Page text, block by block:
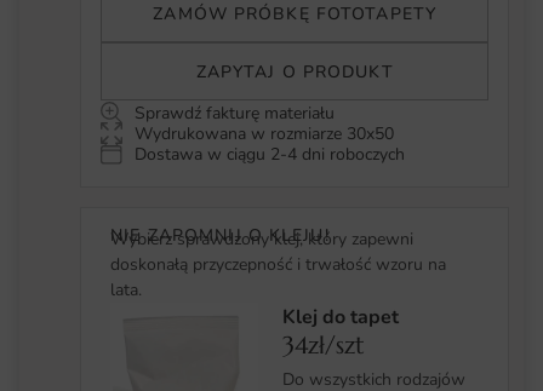
ZAMÓW PRÓBKĘ FOTOTAPETY
ZAPYTAJ O PRODUKT
Sprawdź fakturę materiału
Wydrukowana w rozmiarze 30x50
Dostawa w ciągu 2-4 dni roboczych
NIE ZAPOMNIJ O KLEJU!
Wybierz sprawdzony klej, który zapewni
doskonałą przyczepność i trwałość wzoru na
lata.
Klej do tapet
34zł/szt
Do wszystkich rodzajów